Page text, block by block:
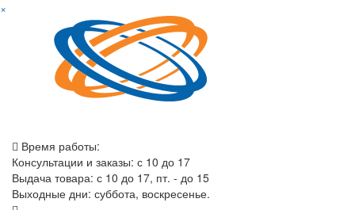
×
Время работы:
Консультации и заказы: с 10 до 17
Выдача товара: с 10 до 17, пт. - до 15
Выходные дни: суббота, воскресенье.